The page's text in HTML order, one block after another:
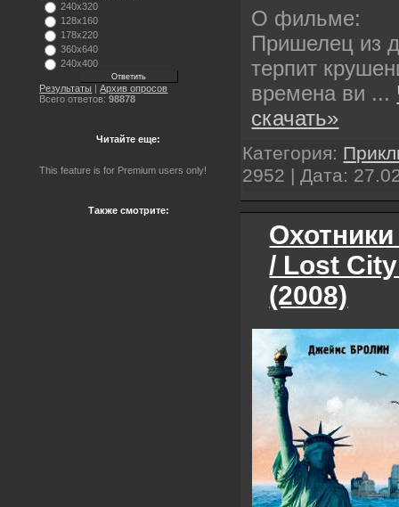
240x320
128x160
178x220
360x640
240x400
Результаты |Архив опросов
Всего ответов:98878
Читайте еще:
This feature is for Premium users only!
Также смотрите:
О фильме:
Пришелец из
терпит
времена ви ...
скачать»
Категория:
2952 | Дата:
/ Lost
(2008)